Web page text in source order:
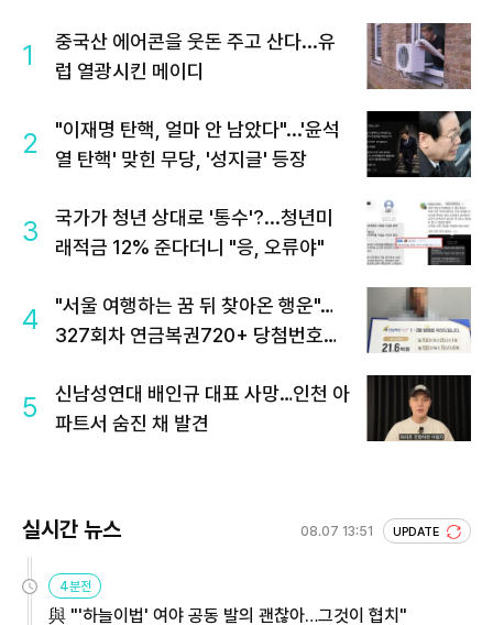
1
중국산 에어콘을 웃돈 주고 산다...유
럽 열광시킨 메이디
2
"이재명 탄핵, 얼마 안 남았다"...'윤석
열 탄핵' 맞힌 무당, '성지글' 등장
3
국가가 청년 상대로 '통수'?...청년미
래적금 12% 준다더니 "응, 오류야"
4
"서울 여행하는 꿈 뒤 찾아온 행운"…
327회차 연금복권720+ 당첨번호조
5
신남성연대 배인규 대표 사망…인천 아
파트서 숨진 채 발견
실시간 뉴스 08.07 13:51 UPDATE
4분전
與 "'하늘이법' 여야 공동 발의 괜찮아…그것이 협치"